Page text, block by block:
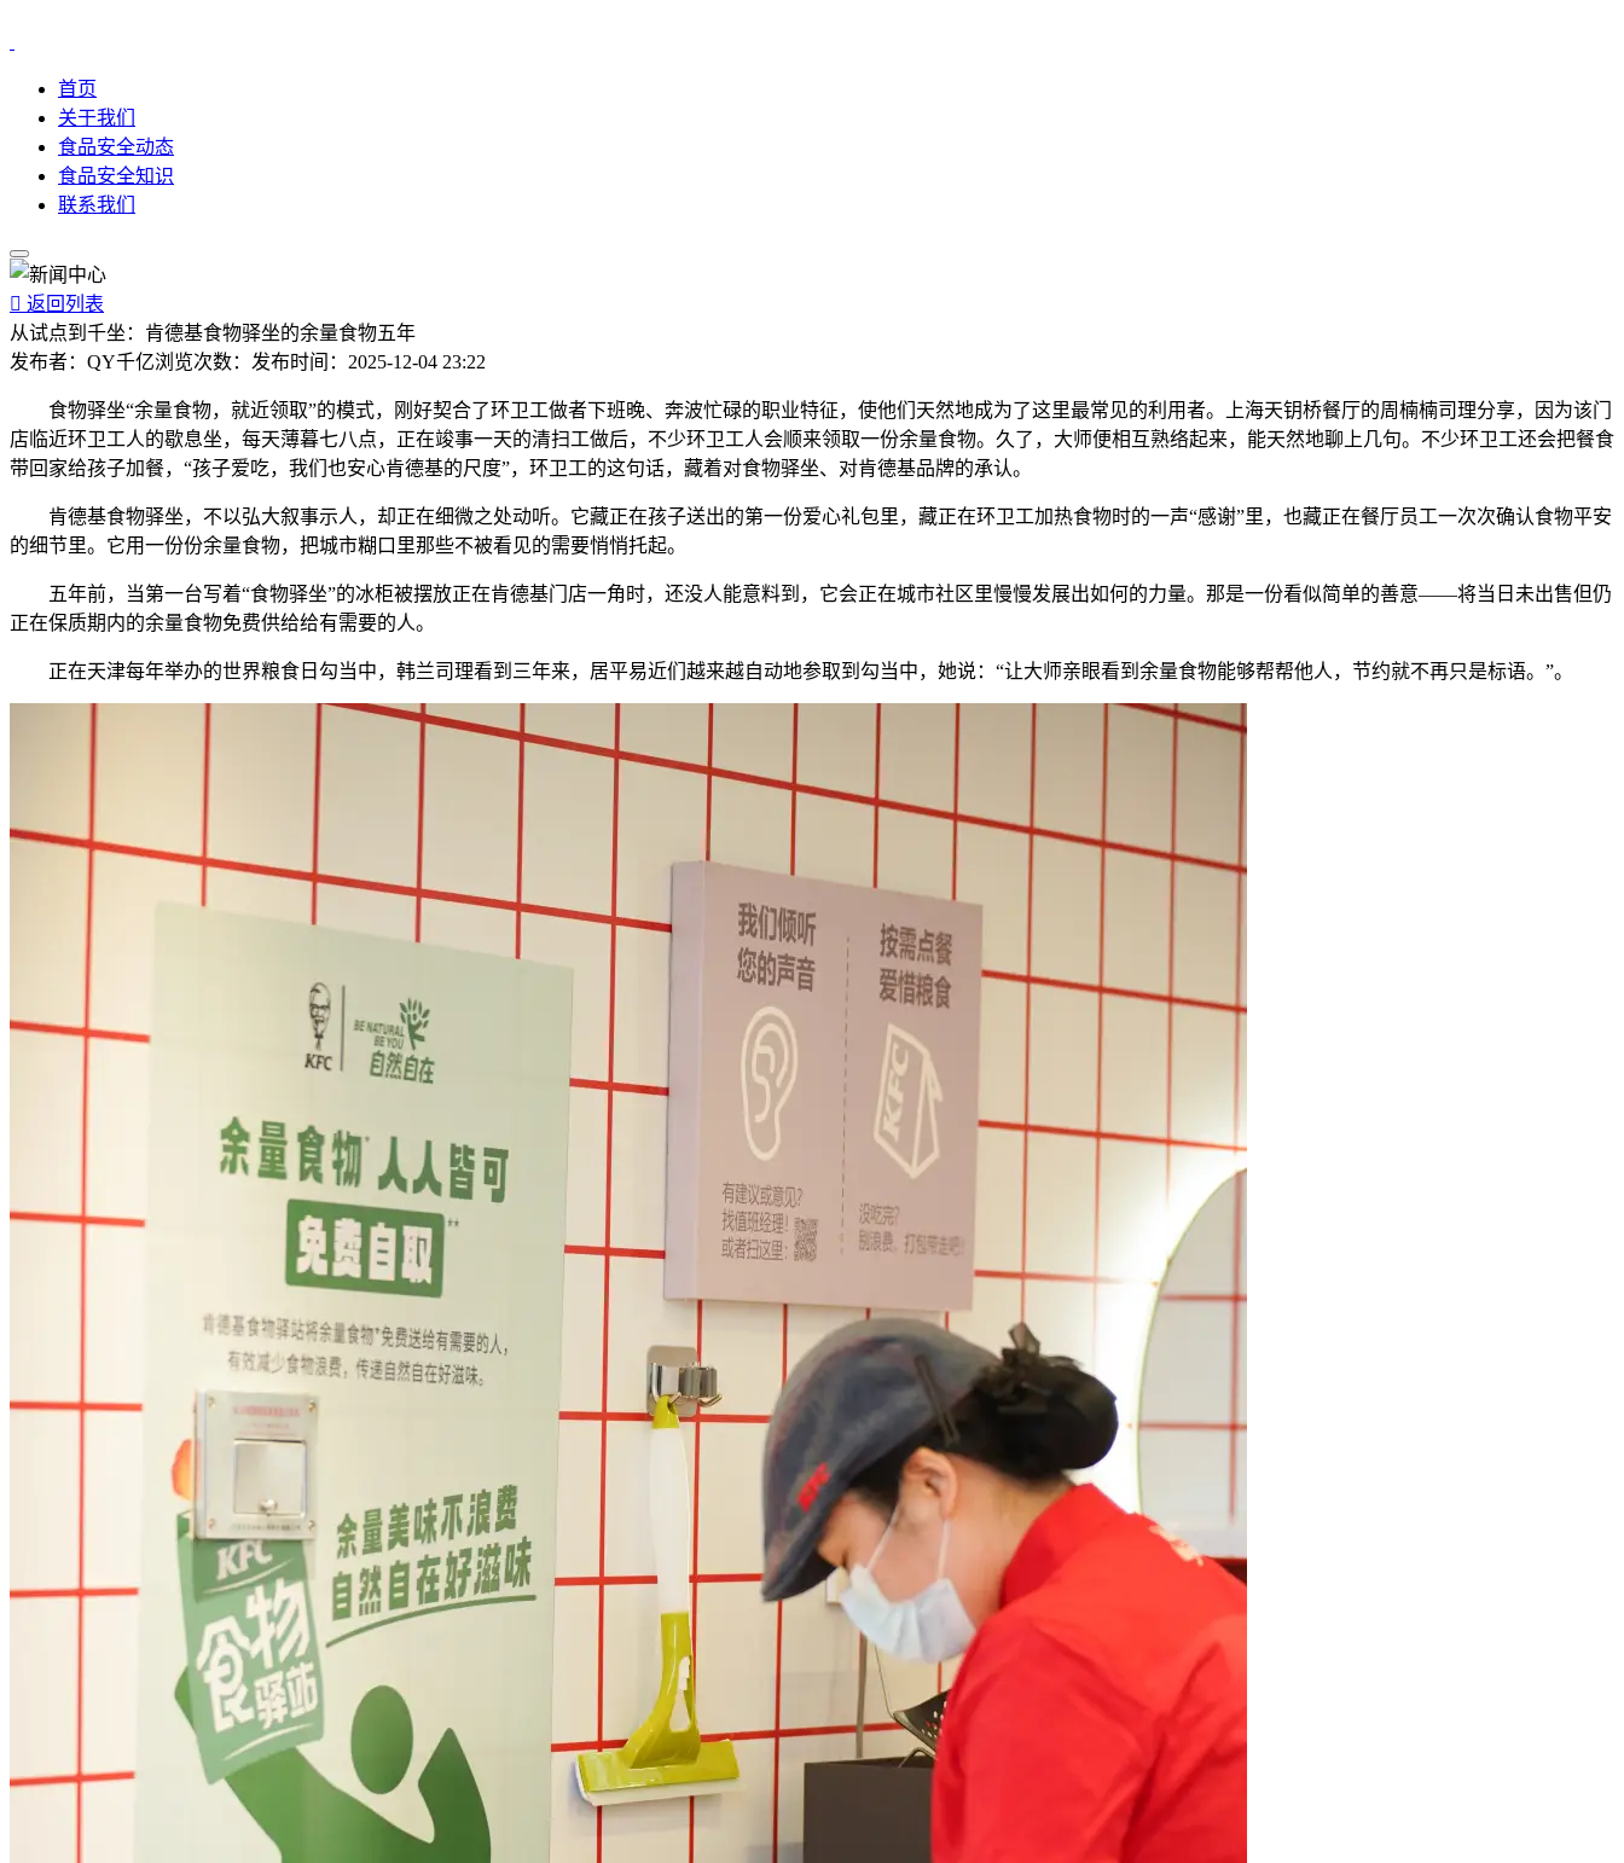
首页
关于我们
食品安全动态
食品安全知识
联系我们
 返回列表
从试点到千坐：肯德基食物驿坐的余量食物五年
发布者： QY千亿浏览次数： 发布时间： 2025-12-04 23:22
食物驿坐“余量食物，就近领取”的模式，刚好契合了环卫工做者下班晚、奔波忙碌的职业特征，使他们天然地成为了这里最常见的利用者。上海天钥桥餐厅的周楠楠司理分享，因为该门
店临近环卫工人的歇息坐，每天薄暮七八点，正在竣事一天的清扫工做后，不少环卫工人会顺来领取一份余量食物。久了，大师便相互熟络起来，能天然地聊上几句。不少环卫工还会把餐食
带回家给孩子加餐，“孩子爱吃，我们也安心肯德基的尺度”，环卫工的这句话，藏着对食物驿坐、对肯德基品牌的承认。
肯德基食物驿坐，不以弘大叙事示人，却正在细微之处动听。它藏正在孩子送出的第一份爱心礼包里，藏正在环卫工加热食物时的一声“感谢”里，也藏正在餐厅员工一次次确认食物平安
的细节里。它用一份份余量食物，把城市糊口里那些不被看见的需要悄悄托起。
五年前，当第一台写着“食物驿坐”的冰柜被摆放正在肯德基门店一角时，还没人能意料到，它会正在城市社区里慢慢发展出如何的力量。那是一份看似简单的善意——将当日未出售但仍
正在保质期内的余量食物免费供给给有需要的人。
正在天津每年举办的世界粮食日勾当中，韩兰司理看到三年来，居平易近们越来越自动地参取到勾当中，她说：“让大师亲眼看到余量食物能够帮帮他人，节约就不再只是标语。”。